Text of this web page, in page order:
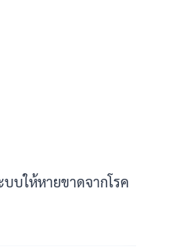
บบให้หายขาดจากโรค